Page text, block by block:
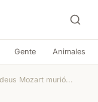
Gente Animales
Mozart murió...